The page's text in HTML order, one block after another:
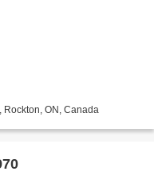
Rockton, ON, Canada